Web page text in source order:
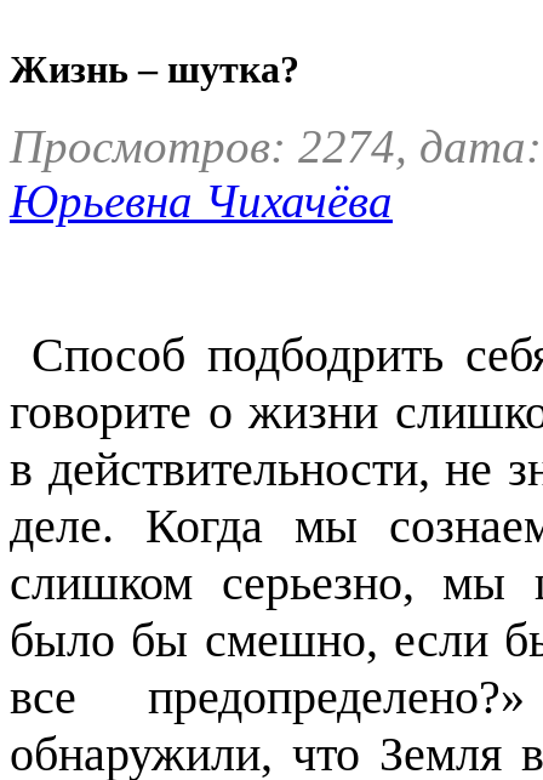
Жизнь – шутка?
Просмотров: 2274,
Юрьевна Чихачёва
Способ подбодрить
говорите о жизни
в действительности, не
деле. Когда мы
слишком серьезно, мы
было бы смешно, если
все
обнаружили, что Земля